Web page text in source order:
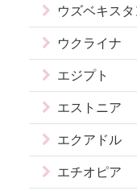
ウズベキスタ
ウクライナ
エジプト
エストニア
エクアドル
エチオピア